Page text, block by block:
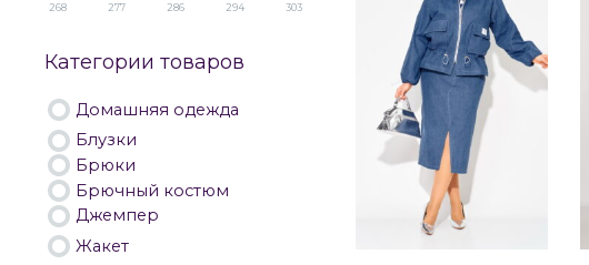
268 277 286 294 303
Категории товаров
Домашняя одежда
Блузки
Брюки
Брючный костюм
Джемпер
Жакет